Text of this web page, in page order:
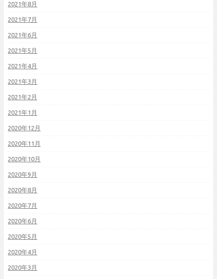
2021年8月
2021年7月
2021年6月
2021年5月
2021年4月
2021年3月
2021年2月
2021年1月
2020年12月
2020年11月
2020年10月
2020年9月
2020年8月
2020年7月
2020年6月
2020年5月
2020年4月
2020年3月